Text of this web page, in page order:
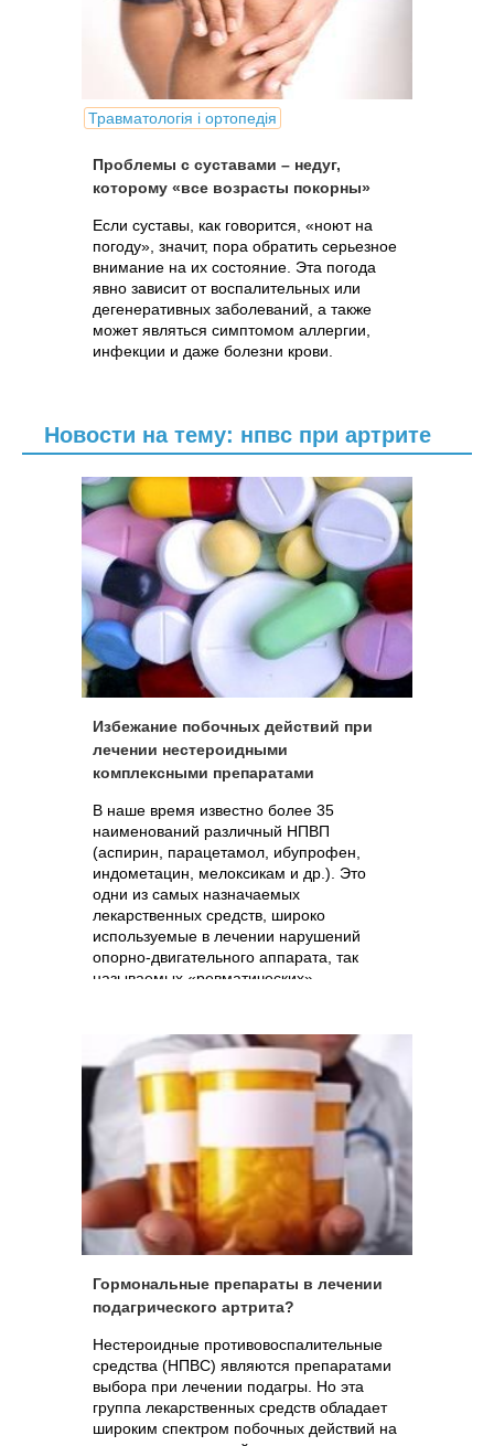
Травматологія і ортопедія
Проблемы с суставами – недуг,
которому «все возрасты покорны»
Если суставы, как говорится, «ноют на
погоду», значит, пора обратить серьезное
внимание на их состояние. Эта погода
явно зависит от воспалительных или
дегенеративных заболеваний, а также
может являться симптомом аллергии,
инфекции и даже болезни крови.
Новости на тему: нпвс при артрите
Избежание побочных действий при
лечении нестероидными
комплексными препаратами
В наше время известно более 35
наименований различный НПВП
(аспирин, парацетамол, ибупрофен,
индометацин, мелоксикам и др.). Это
одни из самых назначаемых
лекарственных средств, широко
используемые в лечении нарушений
опорно-двигательного аппарата, так
называемых «ревматических»
т.д.), а так же патологии сердечно-
сосудистой системы. Частое применение
НПВП, а также необходимость
продолжительного использования этих
средств относится к числу основных
факторов, приводящих к развитию
побочных эффектов, основным из
которых является негативное воздействие
на слизистую оболочку желудка –
развитие нестероидной гастропатии и
повышения риска желудочно-кишечных
крайняя необходимость в приеме
специфических гастропротекторных
Гормональные препараты в лечении
подагрического артрита?
Нестероидные противовоспалительные
средства (НПВС) являются препаратами
выбора при лечении подагры. Но эта
группа лекарственных средств обладает
широким спектром побочных действий на